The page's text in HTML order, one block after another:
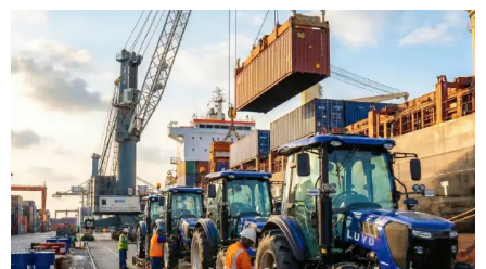
Maschine auf dem Gelände zu haben, sondern darum, eine
Maschine zu haben, die die Arbeit in beengten
Logistikbedingungen tatsächlich erledigt. Wenn Sie jemals
einen frustrierenden Nachmittag damit verbracht haben, mit
einer massiven Maschine in einer engen Scheune zu
kämpfen, wissen Sie, dass ein 2-Tonnen-Radlader oft die
perfekte Lösung ist. Für alle, die derzeit auf der Suche nach
einem kompakten Radlader sind, ist der LUYU LY942 ein
Arbeitstier, das rohe Kraft mit der Agilität verbindet, die Sie auf
einer unübersichtlichen Baustelle tatsächlich benötigen.